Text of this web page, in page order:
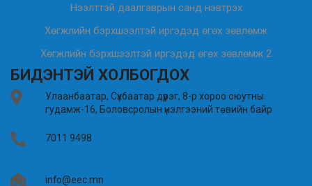
Нээлттэй даалгаврын санд нэвтрэх
Хөгжлийн бэрхшээлтэй иргэдэд өгөх зөвлөмж
Хөгжлийн бэрхшээлтэй иргэдэд өгөх зөвлөмж 2
БИДЭНТЭЙ ХОЛБОГДОХ
Улаанбаатар, Сүхбаатар дүүрэг, 8-р хороо оюутны
гудамж-16, Боловсролын үнэлгээний төвийн байр
7011 9498
info@eec.mn